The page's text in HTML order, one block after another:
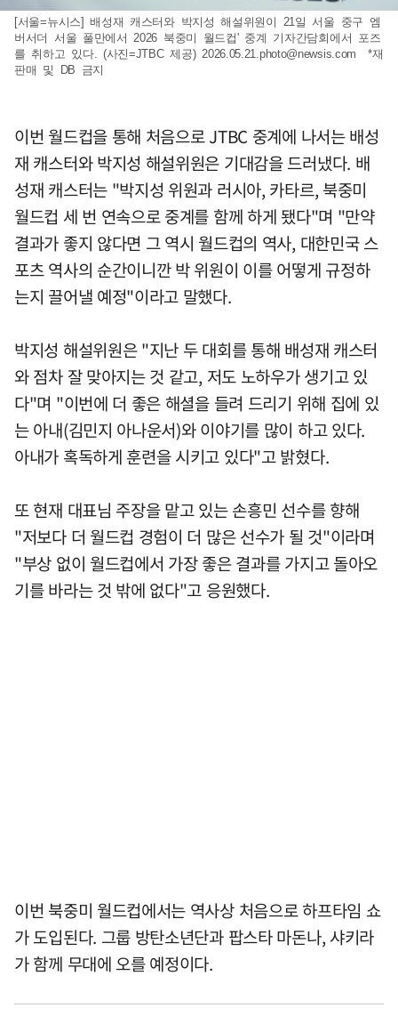
[서울=뉴시스] 배성재 캐스터와 박지성 해설위원이 21일 서울 중구 엠
버서더 서울 풀만에서 2026 북중미 월드컵' 중계 기자간담회에서 포즈
를 취하고 있다. (사진=JTBC 제공)2026.05.21.photo@newsis.com *재
판매 및 DB 금지
이번 월드컵을 통해 처음으로 JTBC 중계에 나서는 배성
재 캐스터와 박지성 해설위원은 기대감을 드러냈다. 배
성재 캐스터는 "박지성 위원과 러시아, 카타르, 북중미
월드컵 세 번 연속으로 중계를 함께 하게 됐다"며 "만약
결과가 좋지 않다면 그 역시 월드컵의 역사, 대한민국 스
포츠 역사의 순간이니깐 박 위원이 이를 어떻게 규정하
는지 끌어낼 예정"이라고 말했다.
박지성 해설위원은 "지난 두 대회를 통해 배성재 캐스터
와 점차 잘 맞아지는 것 같고, 저도 노하우가 생기고 있
다"며 "이번에 더 좋은 해셜을 들려 드리기 위해 집에 있
는 아내(김민지 아나운서)와 이야기를 많이 하고 있다.
아내가 혹독하게 훈련을 시키고 있다"고 밝혔다.
또 현재 대표님 주장을 맡고 있는 손흥민 선수를 향해
"저보다 더 월드컵 경험이 더 많은 선수가 될 것"이라며
"부상 없이 월드컵에서 가장 좋은 결과를 가지고 돌아오
기를 바라는 것 밖에 없다"고 응원했다.
이번 북중미 월드컵에서는 역사상 처음으로 하프타임 쇼
가 도입된다. 그룹 방탄소년단과 팝스타 마돈나, 샤키라
가 함께 무대에 오를 예정이다.